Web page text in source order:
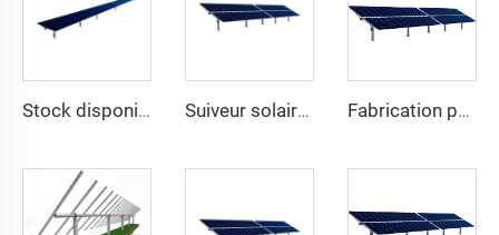
Stock disponible du fabricant système de montage de suivi de panneau solaire lourd à un axe structure en acier avec service de découpe Suiveur solaire à un axe de haute qualité montage facile module plat double verre système solaire 10kW excellent rapport qualité-prix en acier Fabrication professionnelle nouvelle tendance kit de suiveur solaire 1MW à un axe lourd en acier système de suivi solaire uniaxial découpe sur mesure